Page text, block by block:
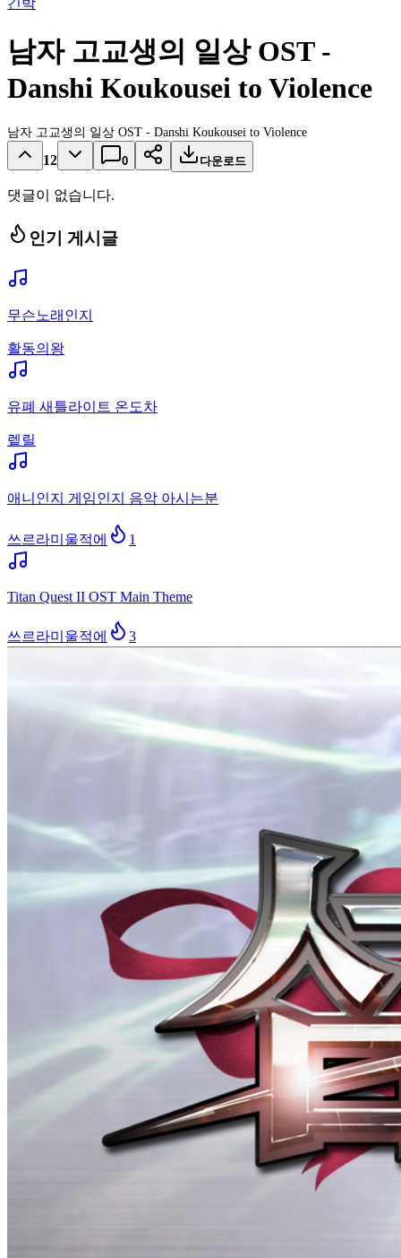
남자 고교생의 일상 OST -
Danshi Koukousei to Violence
남자 고교생의 일상 OST - Danshi Koukousei to Violence
12 0 다운로드
댓글이 없습니다.
인기 게시글
무슨노래인지
활동의왕
유폐 새틀라이트 온도차
렡릴
애니인지 게임인지 음악 아시는분
쓰르라미울적에 1
Titan Quest II OST Main Theme
쓰르라미울적에 3